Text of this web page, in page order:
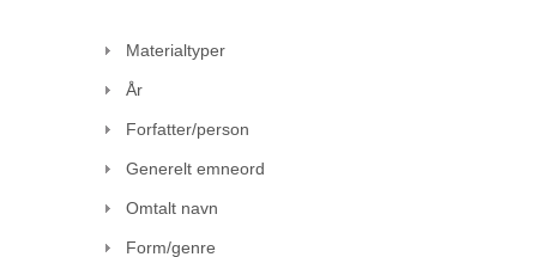
Materialtyper
År
Forfatter/person
Generelt emneord
Omtalt navn
Form/genre